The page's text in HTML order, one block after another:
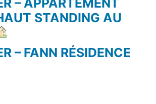
STANDING AU
– FANN RÉSIDENCE